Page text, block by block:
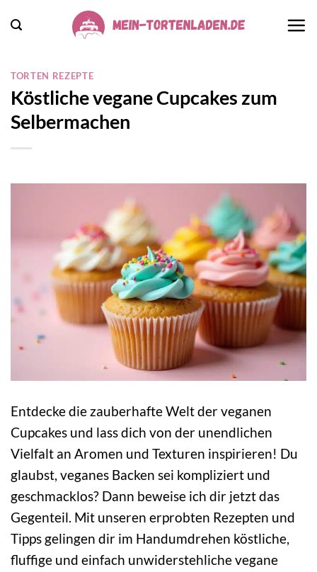
Inhalt
TORTEN REZEPTE
Köstliche vegane Cupcakes zum
Selbermachen
Entdecke die zauberhafte Welt der veganen
Cupcakes und lass dich von der unendlichen
Vielfalt an Aromen und Texturen inspirieren! Du
glaubst, veganes Backen sei kompliziert und
geschmacklos? Dann beweise ich dir jetzt das
Gegenteil. Mit unseren erprobten Rezepten und
Tipps gelingen dir im Handumdrehen köstliche,
fluffige und einfach unwiderstehliche vegane